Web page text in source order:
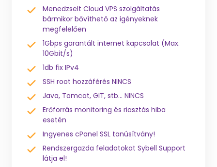
Menedzselt Cloud VPS szolgáltatás
bármikor bővíthető az igényeknek
megfelelően
1Gbps garantált internet kapcsolat (Max.
10Gbit/s)
1db fix IPv4
SSH root hozzáférés NINCS
Java, Tomcat, GIT, stb... NINCS
Erőforrás monitoring és riasztás hiba
esetén
Ingyenes cPanel SSL tanúsítvány!
Rendszergazda feladatokat Sybell Support
látja el!